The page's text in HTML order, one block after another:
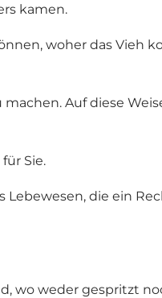
kamen.
woher das
Auf diese
Sie.
die ein
wo weder gespritzt